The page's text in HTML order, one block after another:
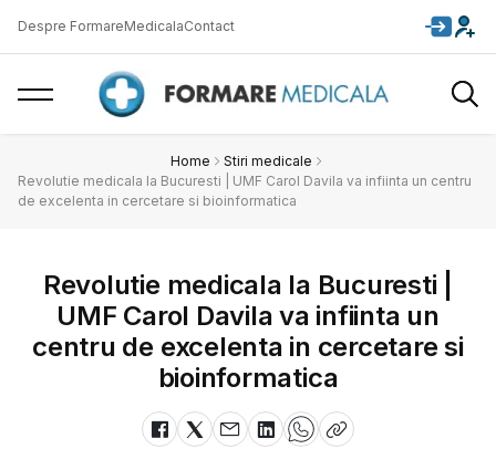
Despre FormareMedicalaContact
Home
Stiri medicale
Revolutie medicala la Bucuresti | UMF Carol Davila va infiinta un centru
de excelenta in cercetare si bioinformatica
Revolutie medicala la Bucuresti |
UMF Carol Davila va infiinta un
centru de excelenta in cercetare si
bioinformatica